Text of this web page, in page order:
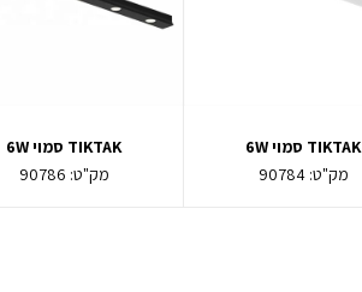
TIKTAK סמוי 6W
מק"ט:90784
TIKTAK סמוי 6W
מק"ט: 90786